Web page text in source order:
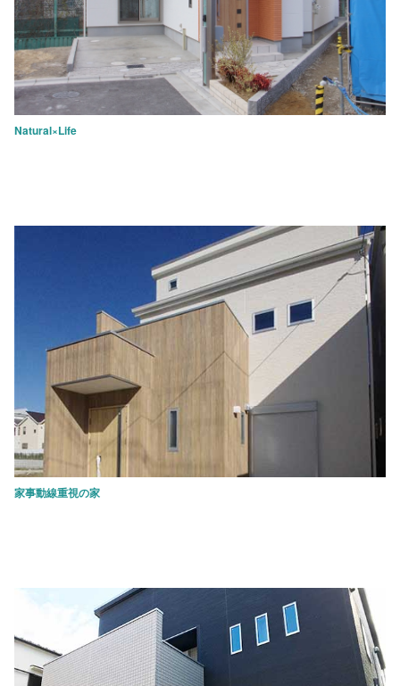
Natural×Life
家事動線重視の家